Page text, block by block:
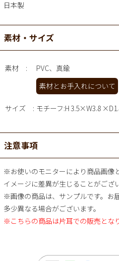
日本製
素材・サイズ
素材
PVC、真鍮
素材とお手入れについて
サイズ モチーフ:H 3.5×W3.8
注意事項
※お使いのモニターにより商品画像
イメージに差異が生じることがござ
※画像の商品は、サンプルです。お
多少異なる場合がございます。
※こちらの商品は片耳での販売となり